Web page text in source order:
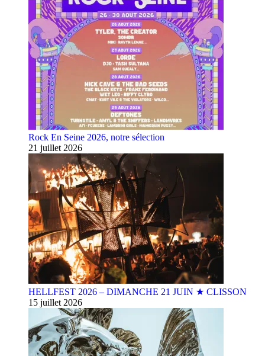
Rock En Seine 2026, notre sélection
21 juillet 2026
HELLFEST 2026 – DIMANCHE 21 JUIN ★ CLISSON
15 juillet 2026